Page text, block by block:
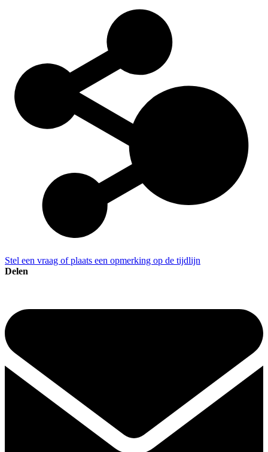
Stel een vraag of plaats een opmerking op de tijdlijn
Delen